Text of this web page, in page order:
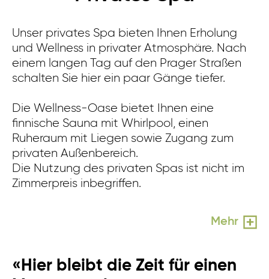
Unser privates Spa bieten Ihnen Erholung
und Wellness in privater Atmosphäre. Nach
einem langen Tag auf den Prager Straßen
schalten Sie hier ein paar Gänge tiefer.
Die Wellness-Oase bietet Ihnen eine
finnische Sauna mit Whirlpool, einen
Ruheraum mit Liegen sowie Zugang zum
privaten Außenbereich.
Die Nutzung des privaten Spas ist nicht im
Zimmerpreis inbegriffen.
Mehr
«Hier bleibt die Zeit für einen